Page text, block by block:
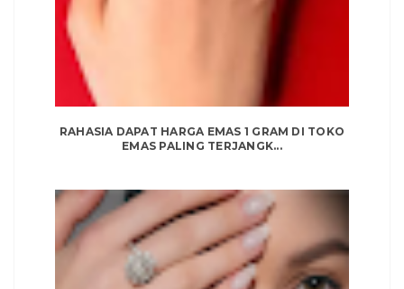
RAHASIA DAPAT HARGA EMAS 1 GRAM DI TOKO
EMAS PALING TERJANGK...